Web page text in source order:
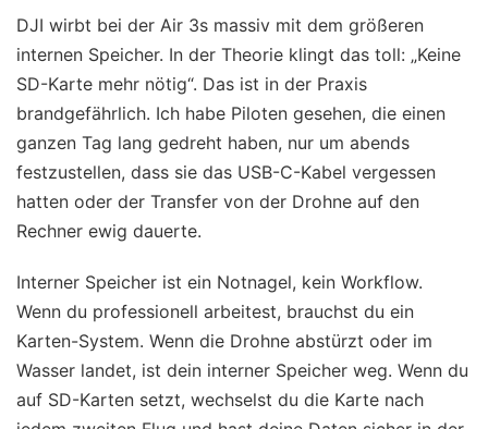
DJI wirbt bei der Air 3s massiv mit dem größeren
internen Speicher. In der Theorie klingt das toll: „Keine
SD-Karte mehr nötig“. Das ist in der Praxis
brandgefährlich. Ich habe Piloten gesehen, die einen
ganzen Tag lang gedreht haben, nur um abends
festzustellen, dass sie das USB-C-Kabel vergessen
hatten oder der Transfer von der Drohne auf den
Rechner ewig dauerte.
Interner Speicher ist ein Notnagel, kein Workflow.
Wenn du professionell arbeitest, brauchst du ein
Karten-System. Wenn die Drohne abstürzt oder im
Wasser landet, ist dein interner Speicher weg. Wenn du
auf SD-Karten setzt, wechselst du die Karte nach